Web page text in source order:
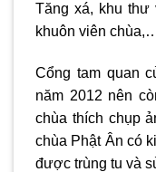
Tăng xá, khu thư
khuôn viên
Cổng tam quan
năm 2012 nên
chùa thích chụp
chùa Phật Ân có
được trùng tu và